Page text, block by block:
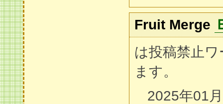
Fruit Merge
は投稿禁止
ます。
2025年01